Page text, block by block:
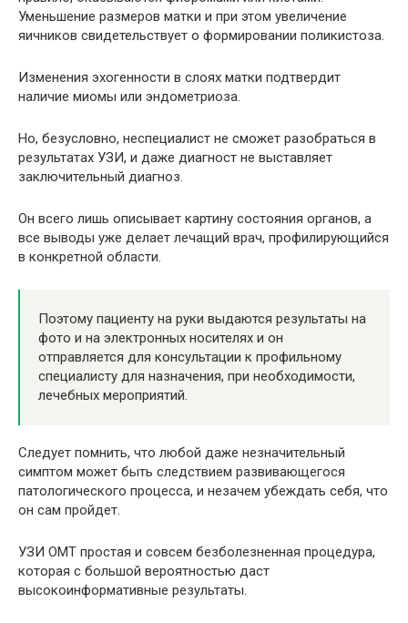
Уменьшение размеров матки и при этом увеличение
яичников свидетельствует о формировании поликистоза.
Изменения эхогенности в слоях матки подтвердит
наличие миомы или эндометриоза.
Но, безусловно, неспециалист не сможет разобраться в
результатах УЗИ, и даже диагност не выставляет
заключительный диагноз.
Он всего лишь описывает картину состояния органов, а
все выводы уже делает лечащий врач, профилирующийся
в конкретной области.
Поэтому пациенту на руки выдаются результаты на
фото и на электронных носителях и он
отправляется для консультации к профильному
специалисту для назначения, при необходимости,
лечебных мероприятий.
Следует помнить, что любой даже незначительный
симптом может быть следствием развивающегося
патологического процесса, и незачем убеждать себя, что
он сам пройдет.
УЗИ ОМТ простая и совсем безболезненная процедура,
которая с большой вероятностью даст
высокоинформативные результаты.